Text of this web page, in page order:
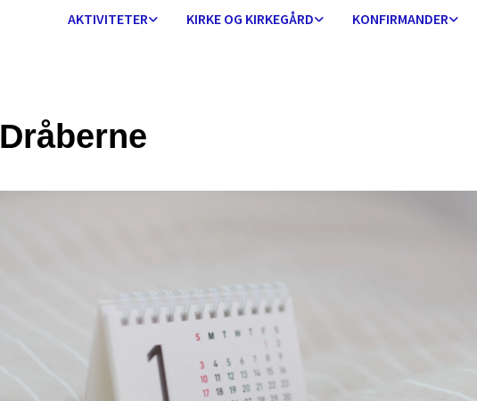
AKTIVITETER KIRKE OG KIRKEGÅRD KONFIRMANDER
Dråberne